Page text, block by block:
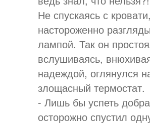
Не спускаясь с
настороженно
лампой. Так он
вслушиваясь,
надеждой, оглянулся
злощасный термостат.
- Лишь бы успеть
осторожно спустил